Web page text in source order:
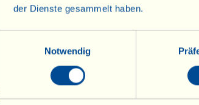
der Dienste gesammelt haben.
Notwendig